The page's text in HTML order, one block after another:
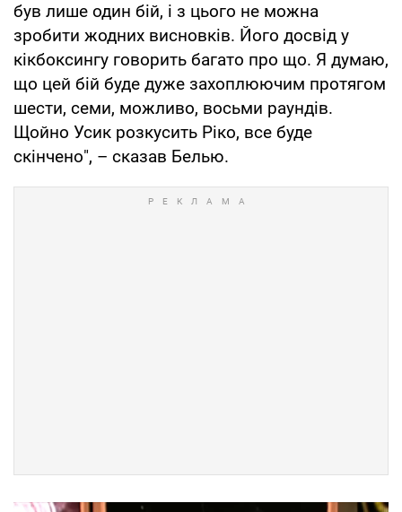
був лише один бій, і з цього не можна
зробити жодних висновків. Його досвід у
кікбоксингу говорить багато про що. Я думаю,
що цей бій буде дуже захоплюючим протягом
шести, семи, можливо, восьми раундів.
Щойно Усик розкусить Ріко, все буде
скінчено", – сказав Белью.